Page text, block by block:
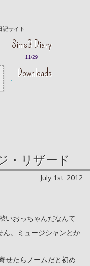
記サイト
Sims3 Diary
11/29
Downloads
・リザード
July 1st, 2012
いおっちゃんだなんて
ん。ミュージシャンとか
せたらノームだと初め